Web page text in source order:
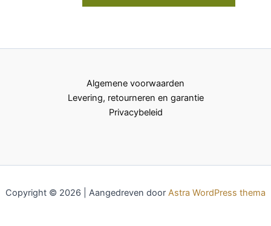
Algemene voorwaarden
Levering, retourneren en garantie
Privacybeleid
Copyright © 2026 | Aangedreven door Astra WordPress thema